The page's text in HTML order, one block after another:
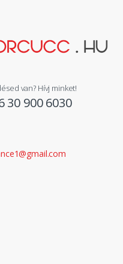
van? Hívj minket!
30 900 6030